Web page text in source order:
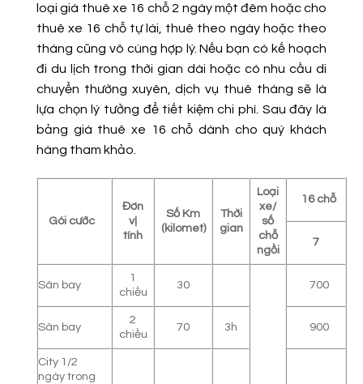
loại giá thuê xe 16 chỗ 2 ngày một đêm hoặc cho
thuê xe 16 chỗ tự lái, thuê theo ngày hoặc theo
tháng cũng vô cùng hợp lý. Nếu bạn có kế hoạch
đi du lịch trong thời gian dài hoặc có nhu cầu di
chuyển thường xuyên, dịch vụ thuê tháng sẽ là
lựa chọn lý tưởng để tiết kiệm chi phí. Sau đây là
bảng giá thuê xe 16 chỗ dành cho quý khách
hàng tham khảo.
Gói cước
Đơn
vị
tính
Số Km
(kilomet)
Thời
gian
Loại
xe/
số
chỗ
ngồi
16 chỗ
7
Sân bay
1
chiều
30 700
Sân bay
2
chiều
70 3h 900
City 1/2
ngày trong